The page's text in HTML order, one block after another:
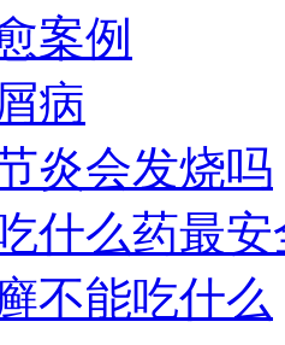
案例
病
炎会发烧吗
什么药最安
不能吃什么